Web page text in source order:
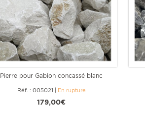
Pierre pour Gabion concassé blanc
Réf. : 005021 En rupture
179,00€